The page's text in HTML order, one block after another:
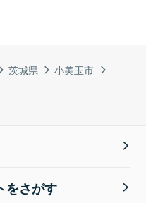
茨城県
小美玉市
をさがす